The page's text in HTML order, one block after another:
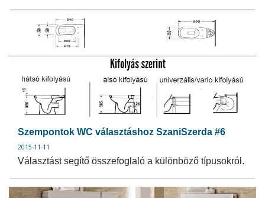
Szempontok WC választáshoz SzaniSzerda #6
2015-11-11
Választást segítő összefoglaló a különböző típusokról.